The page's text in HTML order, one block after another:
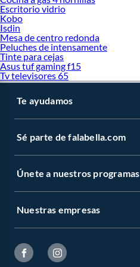
Escritorio vidrio
Kobo
Isdin
Mesa de centro redonda
Peluches de intensamente
Tinte para cejas
Asus tuf gaming f15
Tv televisores 65
Te ayudamos
Sé parte de falabella.com
Únete a nuestros programas
Nuestras empresas